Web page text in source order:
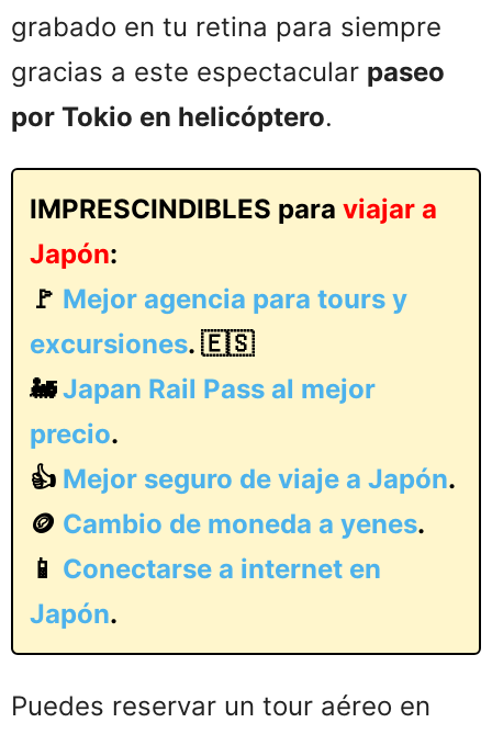
grabado en tu retina para siempre
gracias a este espectacular paseo
por Tokio en helicóptero.
IMPRESCINDIBLES para viajar a
Japón:
🚩 Mejor agencia para tours y
excursiones. 🇪🇸
🚂Japan Rail Pass al mejor
precio.
👍 Mejor seguro de viaje a Japón.
🪙 Cambio de moneda a yenes.
📱 Conectarse a internet en
Japón.
Puedes reservar un tour aéreo en